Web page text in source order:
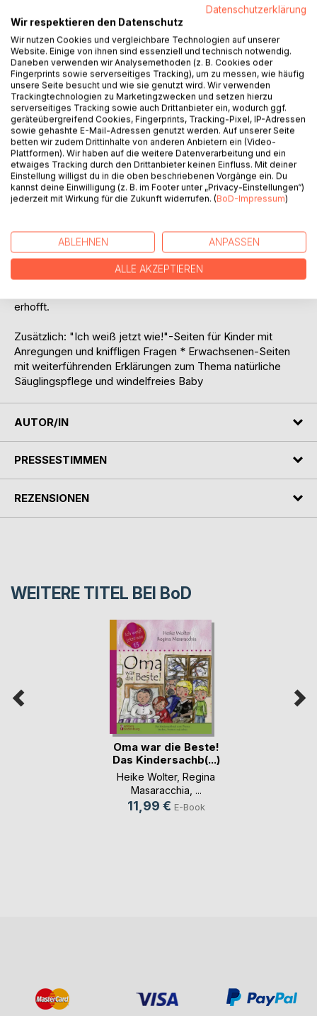
BESCHREIBUNG
Melanie, die Mama des 7-jährigen Lukas, erwartet ein
Baby. Zufällig entdeckt sie ein Werbeblättchen der
Windelfrei-Gruppe "Popo-Pur". Obwohl Papa Andi
skeptisch ist, was windelfreie Babys angeht, besuchen
Mama und Lukas schon vor Babys Geburt ein Windelfrei-
kleine Babys Pipi und Kacka ins Töpfchen machen. Als
Melanies Baby Leonie dann zu Hause geboren ist, wird
auch sie zu einem "Baby Lulu" und darf von Anfang an auf
den Topf. Das spart nicht nur Geld, sondern ist auch recht
erhofft.
Zusätzlich: "Ich weiß jetzt wie!"-Seiten für Kinder mit
Anregungen und kniffligen Fragen * Erwachsenen-Seiten
mit weiterführenden Erklärungen zum Thema natürliche
Säuglingspflege und windelfreies Baby
AUTOR/IN
PRESSESTIMMEN
REZENSIONEN
WEITERE TITEL BEI BoD
Oma war die Beste!
Das Kindersachb(...)
Heike Wolter, Regina
Masaracchia , ...
11,99 € E-Book
Datenschutzerklärung
Wir respektieren den Datenschutz
Wir nutzen Cookies und vergleichbare Technologien auf unserer
Website. Einige von ihnen sind essenziell und technisch notwendig.
Daneben verwenden wir Analysemethoden (z. B. Cookies oder
Fingerprints sowie serverseitiges Tracking), um zu messen, wie häufig
unsere Seite besucht und wie sie genutzt wird. Wir verwenden
Trackingtechnologien zu Marketingzwecken und setzen hierzu
serverseitiges Tracking sowie auch Drittanbieter ein, wodurch ggf.
geräteübergreifend Cookies, Fingerprints, Tracking-Pixel, IP-Adressen
sowie gehashte E-Mail-Adressen genutzt werden. Auf unserer Seite
betten wir zudem Drittinhalte von anderen Anbietern ein (Video-
Plattformen). Wir haben auf die weitere Datenverarbeitung und ein
etwaiges Tracking durch den Drittanbieter keinen Einfluss. Mit deiner
Einstellung willigst du in die oben beschriebenen Vorgänge ein. Du
kannst deine Einwilligung (z. B. im Footer unter „Privacy-Einstellungen“)
jederzeit mit Wirkung für die Zukunft widerrufen. (BoD-Impressum)
ABLEHNEN ANPASSEN
ALLE AKZEPTIEREN